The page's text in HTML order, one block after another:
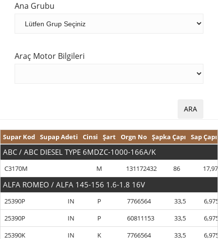
Ana Grubu
Araç Motor Bilgileri
Supar Kod Supap Adeti Cinsi Şart Orgn No Şapka Çapı Sap Çapı
ABC / ABC DIESEL TYPE 6MDZC-1000-166A/K
C3170M M 131172432 86
ALFA ROMEO / ALFA 145-156 1.6-1.8 16V
25390P IN P 7766564 33,5
25390P
IN P 60811153 33,5
25390K
IN K 7766564 33,5